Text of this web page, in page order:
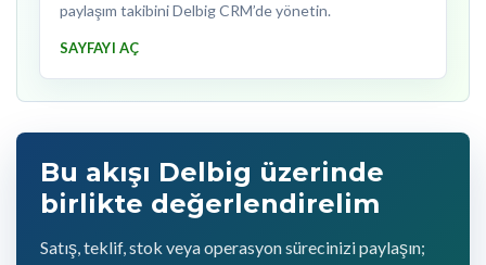
paylaşım takibini Delbig CRM’de yönetin.
SAYFAYI AÇ
Bu akışı Delbig üzerinde
birlikte değerlendirelim
Satış, teklif, stok veya operasyon sürecinizi paylaşın;